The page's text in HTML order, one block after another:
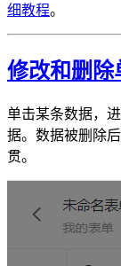
细教程。
修改和删除
单击某条数据，
据。数据被删除
贯。